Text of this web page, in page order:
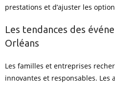
prestations et d’ajuster les
Les tendances des
Orléans
Les familles et entreprises
innovantes et responsables. Les